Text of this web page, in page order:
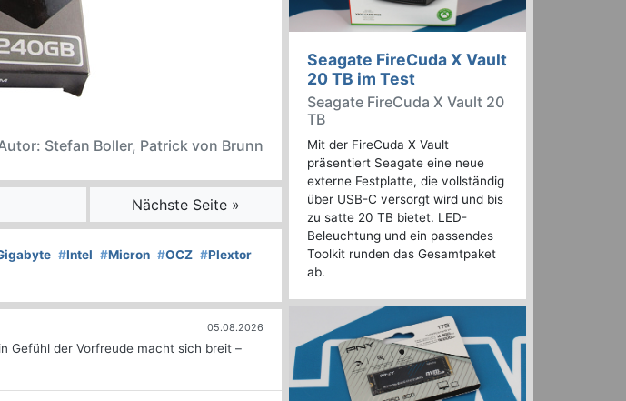
Stefan Boller, Patrick von Brunn
Nächste Seite »
#Intel #Micron #OCZ #Plextor
05.08.2026
Gefühl der Vorfreude macht sich breit –
Seagate FireCuda X Vault
20 TB im Test
Seagate FireCuda X Vault 20
TB
Mit der FireCuda X Vault
präsentiert Seagate eine neue
externe Festplatte, die vollständig
über USB-C versorgt wird und bis
zu satte 20 TB bietet. LED-
Beleuchtung und ein passendes
Toolkit runden das Gesamtpaket
ab.